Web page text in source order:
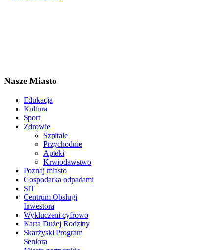
Nasze Miasto
Edukacja
Kultura
Sport
Zdrowie
Szpitale
Przychodnie
Apteki
Krwiodawstwo
Poznaj miasto
Gospodarka odpadami
SIT
Centrum Obsługi
Inwestora
Wykluczeni cyfrowo
Karta Dużej Rodziny
Skarżyski Program
Seniora